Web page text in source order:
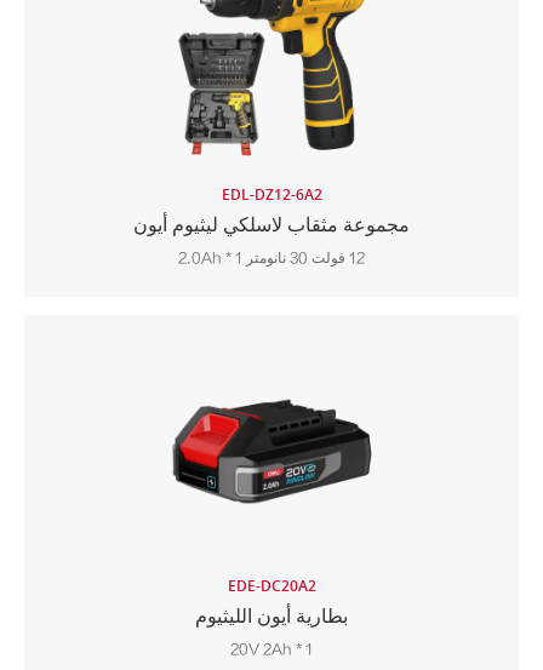
EDL-DZ12-6A2
مجموعة مثقاب لاسلكي ليثيوم أيون
12 فولت 30 نانومتر 2.0Ah * 1
EDE-DC20A2
بطارية أيون الليثيوم
20V 2Ah * 1